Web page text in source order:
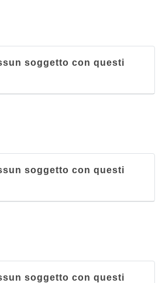
soggetto con questi
soggetto con questi
soggetto con questi